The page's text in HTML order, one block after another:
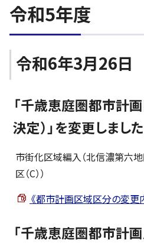
令和5年度
令和6年3月26日
「千歳恵庭圏都市計
決定）」を変更しました
市街化区域編入（北信濃第六
区（C））
《都市計画区域区分の変更
「千歳恵庭圏都市計